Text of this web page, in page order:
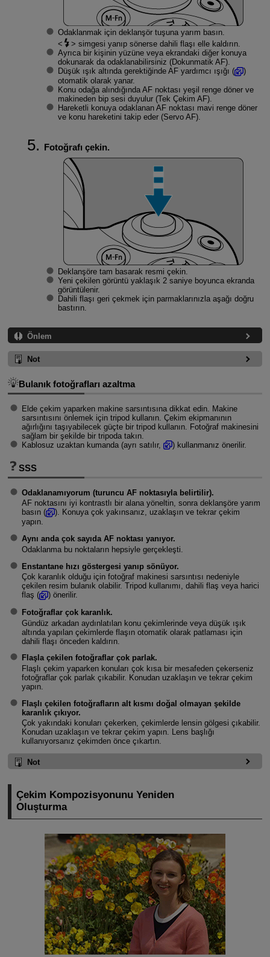
Odaklanmak için deklanşör tuşuna yarım basın.
simgesi yanıp sönerse dahili flaşı elle kaldırın.
Ayrıca bir kişinin yüzüne veya ekrandaki diğer konuya
dokunarak da odaklanabilirsiniz (Dokunmatik AF).
Düşük ışık altında gerektiğinde AF yardımcı ışığı (
)
otomatik olarak yanar.
Konu odağa alındığında AF noktası yeşil renge döner ve
makineden bip sesi duyulur (Tek Çekim AF).
Hareketli konuya odaklanan AF noktası mavi renge döner
ve konu hareketini takip eder (Servo AF).
Fotoğrafı çekin.
Deklanşöre tam basarak resmi çekin.
Yeni çekilen görüntü yaklaşık 2 saniye boyunca ekranda
görüntülenir.
Dahili flaşı geri çekmek için parmaklarınızla aşağı doğru
bastırın.
Önlem
Not
Bulanık fotoğrafları azaltma
Elde çekim yaparken makine sarsıntısına dikkat edin. Makine
sarsıntısını önlemek için tripod kullanın. Çekim ekipmanının
ağırlığını taşıyabilecek güçte bir tripod kullanın. Fotoğraf makinesini
sağlam bir şekilde bir tripoda takın.
Kablosuz uzaktan kumanda (ayrı satılır,
) kullanmanız önerilir.
SSS
Odaklanamıyorum (turuncu AF noktasıyla belirtilir).
AF noktasını iyi kontrastlı bir alana yöneltin, sonra deklanşöre yarım
basın (
). Konuya çok yakınsanız, uzaklaşın ve tekrar çekim
yapın.
Aynı anda çok sayıda AF noktası yanıyor.
Odaklanma bu noktaların hepsiyle gerçekleşti.
Enstantane hızı göstergesi yanıp sönüyor.
Çok karanlık olduğu için fotoğraf makinesi sarsıntısı nedeniyle
çekilen resim bulanık olabilir. Tripod kullanımı, dahili flaş veya harici
flaş (
) önerilir.
Fotoğraflar çok karanlık.
Gündüz arkadan aydınlatılan konu çekimlerinde veya düşük ışık
altında yapılan çekimlerde flaşın otomatik olarak patlaması için
dahili flaşı önceden kaldırın.
Flaşla çekilen fotoğraflar çok parlak.
Flaşlı çekim yaparken konuları çok kısa bir mesafeden çekerseniz
fotoğraflar çok parlak çıkabilir. Konudan uzaklaşın ve tekrar çekim
yapın.
Flaşlı çekilen fotoğrafların alt kısmı doğal olmayan şekilde
karanlık çıkıyor.
Çok yakındaki konuları çekerken, çekimlerde lensin gölgesi çıkabilir.
Konudan uzaklaşın ve tekrar çekim yapın. Lens başlığı
kullanıyorsanız çekimden önce çıkartın.
Not
Çekim Kompozisyonunu Yeniden
Oluşturma